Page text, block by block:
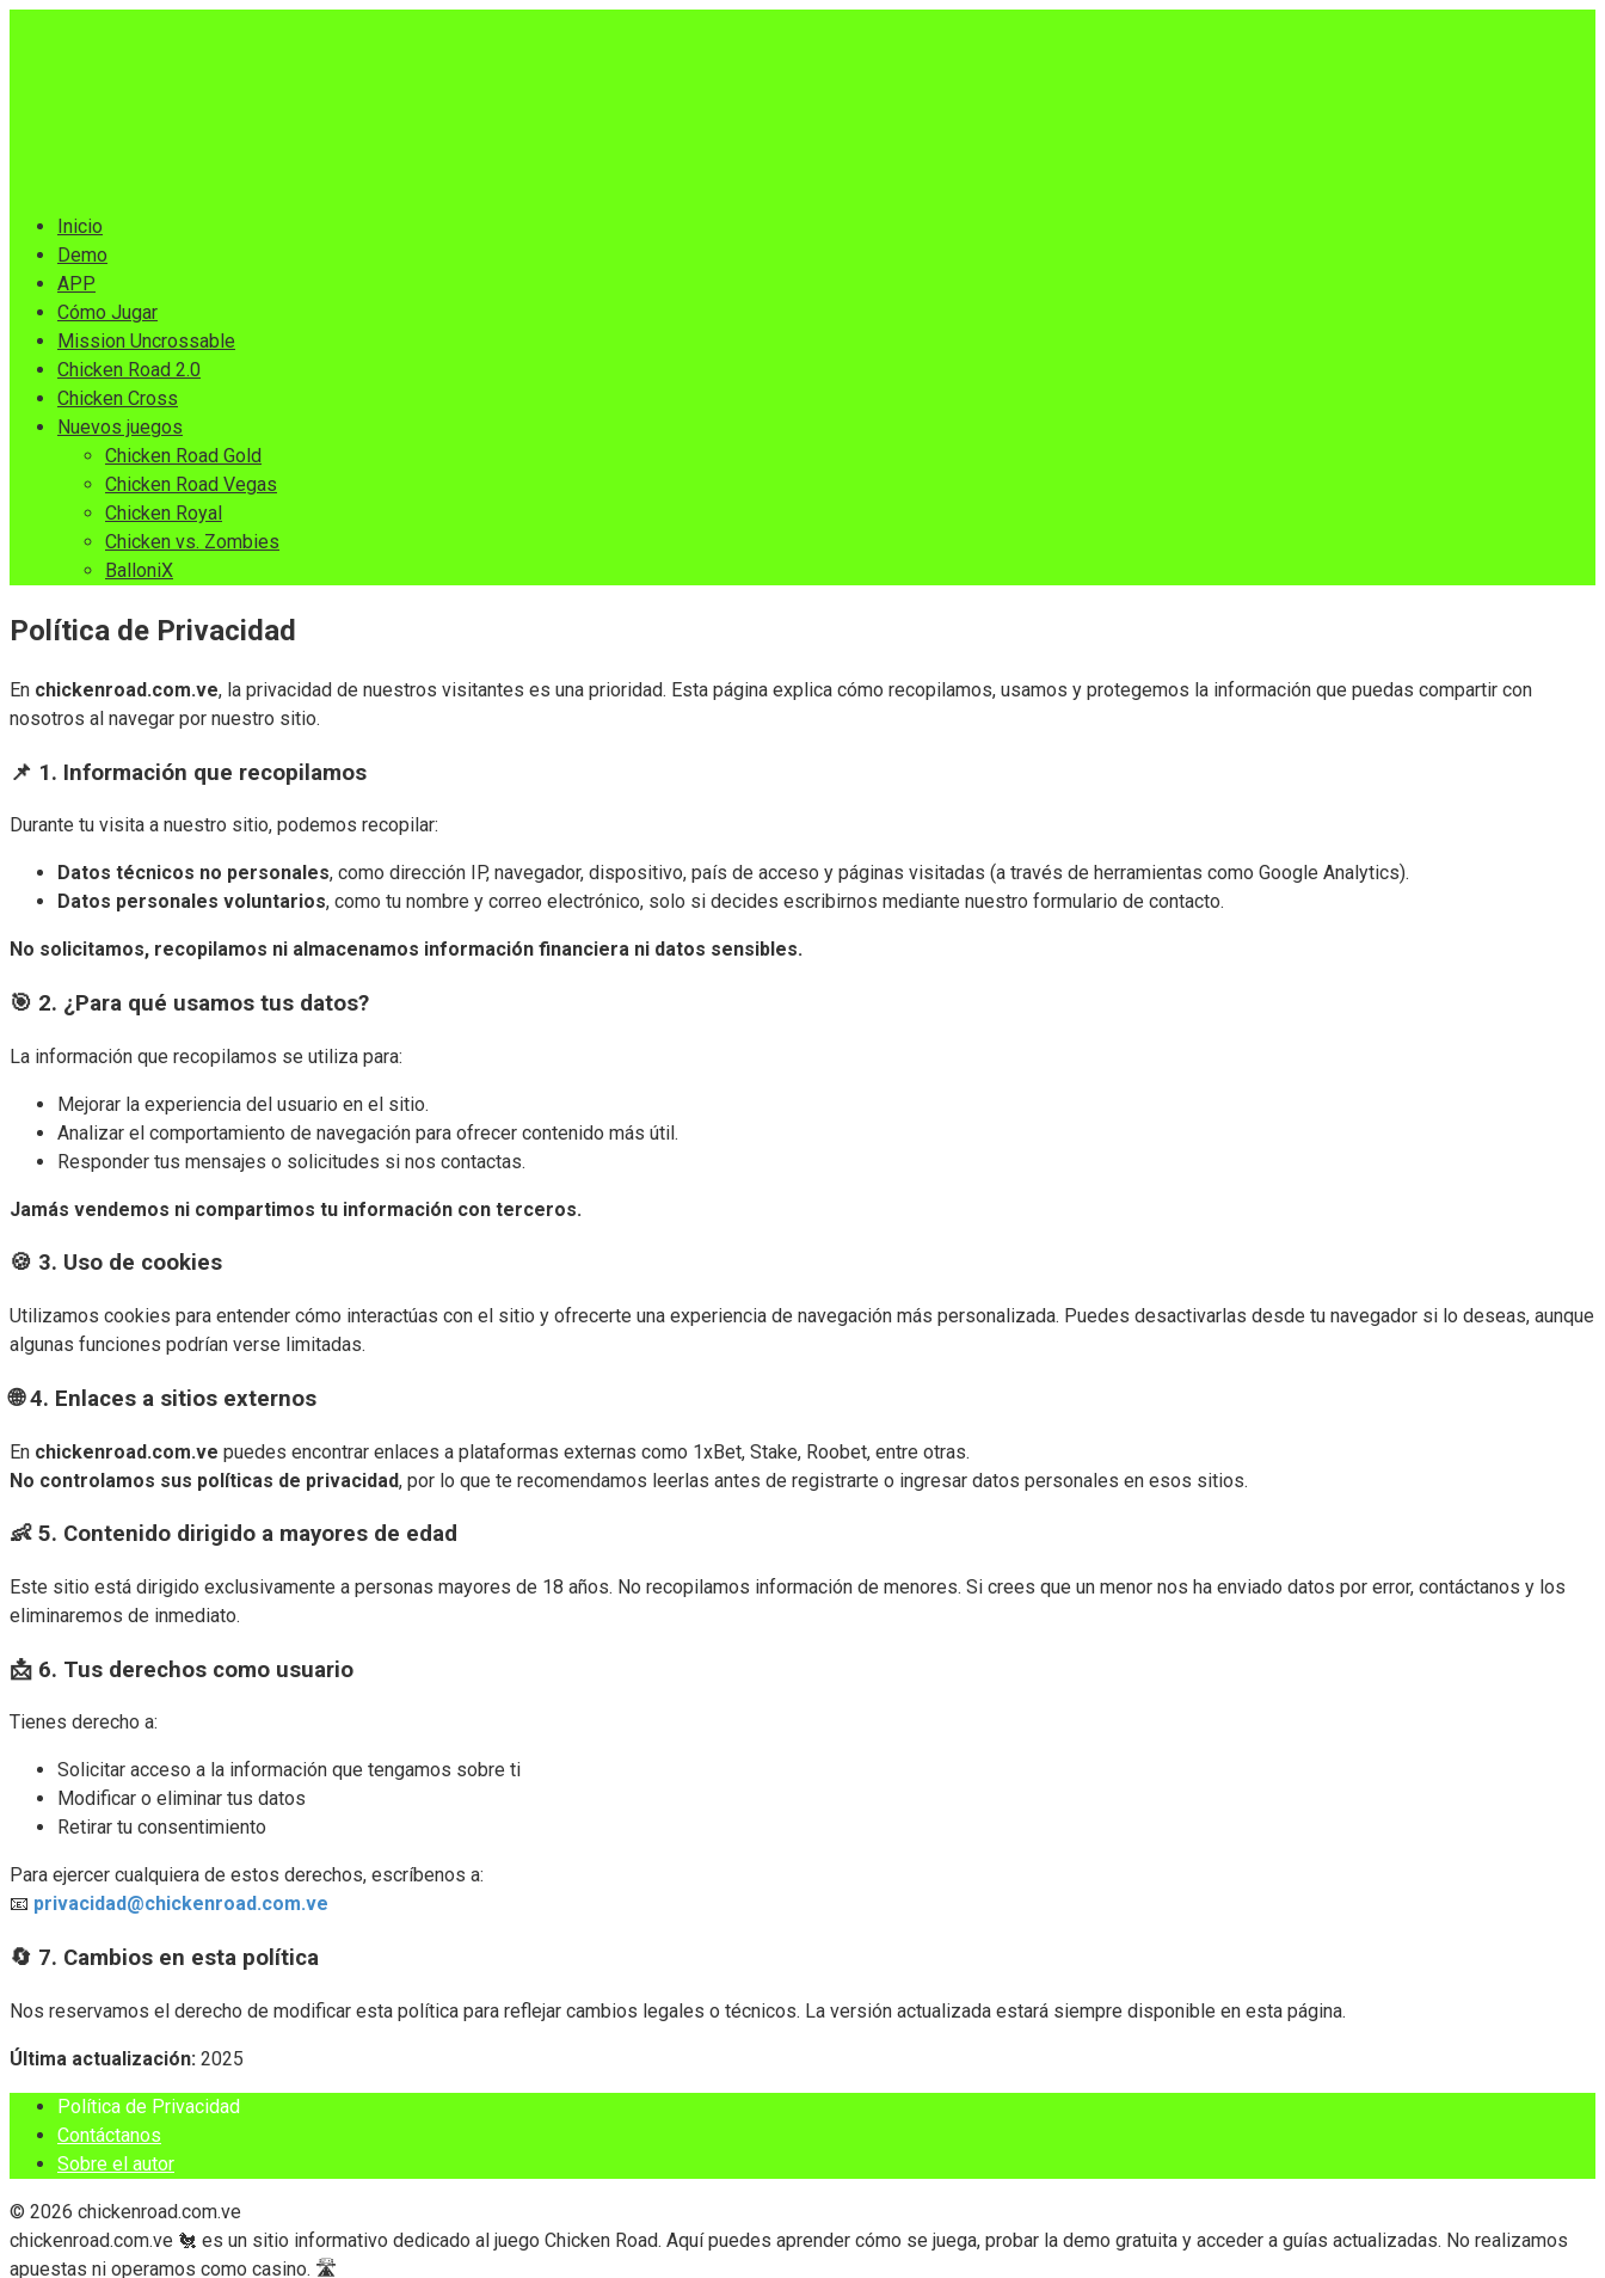
Inicio
Demo
APP
Cómo Jugar
Mission Uncrossable
Chicken Road 2.0
Chicken Cross
Nuevos juegos
Chicken Road Gold
Chicken Road Vegas
Chicken Royal
Chicken vs. Zombies
BalloniX
Política de Privacidad
En chickenroad.com.ve, la privacidad de nuestros visitantes es una prioridad. Esta página explica cómo recopilamos, usamos y protegemos la información que puedas compartir con
nosotros al navegar por nuestro sitio.
📌 1. Información que recopilamos
Durante tu visita a nuestro sitio, podemos recopilar:
Datos técnicos no personales, como dirección IP, navegador, dispositivo, país de acceso y páginas visitadas (a través de herramientas como Google Analytics).
Datos personales voluntarios, como tu nombre y correo electrónico, solo si decides escribirnos mediante nuestro formulario de contacto.
No solicitamos, recopilamos ni almacenamos información financiera ni datos sensibles.
🎯 2. ¿Para qué usamos tus datos?
La información que recopilamos se utiliza para:
Mejorar la experiencia del usuario en el sitio.
Analizar el comportamiento de navegación para ofrecer contenido más útil.
Responder tus mensajes o solicitudes si nos contactas.
Jamás vendemos ni compartimos tu información con terceros.
🍪 3. Uso de cookies
Utilizamos cookies para entender cómo interactúas con el sitio y ofrecerte una experiencia de navegación más personalizada. Puedes desactivarlas desde tu navegador si lo deseas, aunque
algunas funciones podrían verse limitadas.
🌐 4. Enlaces a sitios externos
En chickenroad.com.ve puedes encontrar enlaces a plataformas externas como 1xBet, Stake, Roobet, entre otras.
No controlamos sus políticas de privacidad, por lo que te recomendamos leerlas antes de registrarte o ingresar datos personales en esos sitios.
👶 5. Contenido dirigido a mayores de edad
Este sitio está dirigido exclusivamente a personas mayores de 18 años. No recopilamos información de menores. Si crees que un menor nos ha enviado datos por error, contáctanos y los
eliminaremos de inmediato.
📩 6. Tus derechos como usuario
Tienes derecho a:
Solicitar acceso a la información que tengamos sobre ti
Modificar o eliminar tus datos
Retirar tu consentimiento
Para ejercer cualquiera de estos derechos, escríbenos a:
📧 privacidad@chickenroad.com.ve
🔄 7. Cambios en esta política
Nos reservamos el derecho de modificar esta política para reflejar cambios legales o técnicos. La versión actualizada estará siempre disponible en esta página.
Última actualización: 2025
Política de Privacidad
Contáctanos
Sobre el autor
© 2026 chickenroad.com.ve
chickenroad.com.ve 🐔 es un sitio informativo dedicado al juego Chicken Road. Aquí puedes aprender cómo se juega, probar la demo gratuita y acceder a guías actualizadas. No realizamos
apuestas ni operamos como casino. 🛣️